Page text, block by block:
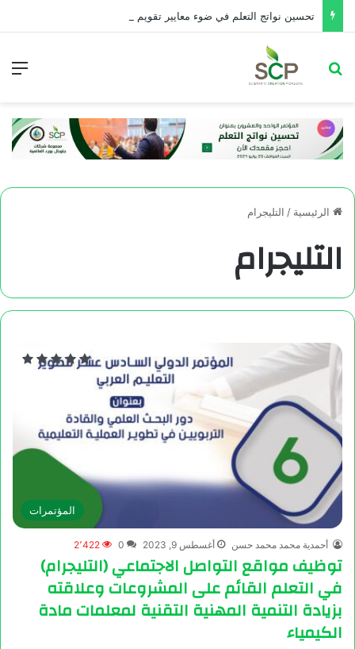
تحسین نواتج التعلم في ضوء معايير تقويم الأداء التربوي
الرئيسية / التليجرام
التليجرام
المؤتمرات
أحمدية محمد محمد حسن أغسطس 9, 2023 0 2٬422
توظيف مواقع التواصل الاجتماعي (التليجرام)
في التعلم القائم على المشروعات وعلاقته
بزيادة التنمية المهنية التقنية لمعلمات مادة
الكيمياء